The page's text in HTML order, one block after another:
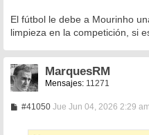
El fútbol le debe a Mourinho
limpieza en la competición, si
MarquesRM
Mensajes: 11271
#41050MJue Jun 04, 2026 2:29 am